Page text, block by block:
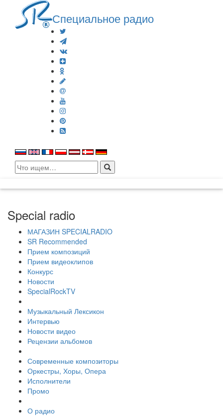
Специальное радио
Search
for:
Special radio
МАГАЗИН SPECIALRADIO
SR Recommended
Прием композиций
Прием видеоклипов
Конкурс
Новости
SpecialRockTV
Музыкальный Лексикон
Интервью
Новости видео
Рецензии альбомов
Современные композиторы
Оркестры, Хоры, Опера
Исполнители
Промо
О радио